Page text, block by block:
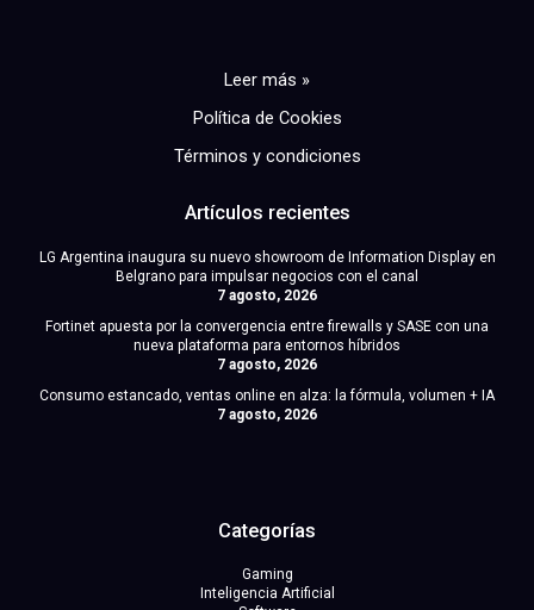
Leer más »
Política de Cookies
Términos y condiciones
Artículos recientes
LG Argentina inaugura su nuevo showroom de Information Display en
Belgrano para impulsar negocios con el canal
7 agosto, 2026
Fortinet apuesta por la convergencia entre firewalls y SASE con una
nueva plataforma para entornos híbridos
7 agosto, 2026
Consumo estancado, ventas online en alza: la fórmula, volumen + IA
7 agosto, 2026
Categorías
Gaming
Inteligencia Artificial